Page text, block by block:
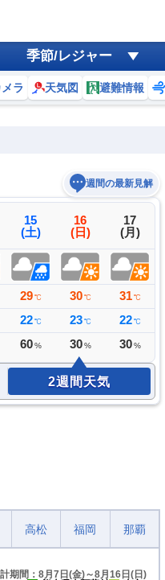
季節/レジャー
ラ 天気図 避難情報
週間の最新見解
15
(土)
29 ℃
22 ℃
60 %
16
(日)
30 ℃
23 ℃
30 %
17
(月)
31 ℃
22 ℃
30 %
2週間天気
高松 福岡 那覇
期間：8月7日(金)～8月16日(日)